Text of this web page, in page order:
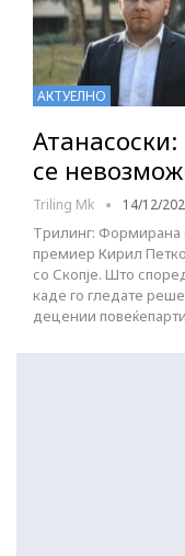
АКТУЕЛНО
Атанасоски:
се
Triling Mk 14/12/
Трилинг: Формирана
премиер Кирил
со Скопје. Што
каде го гледате
децении